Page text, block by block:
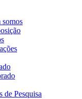
somos
de Pesquisa